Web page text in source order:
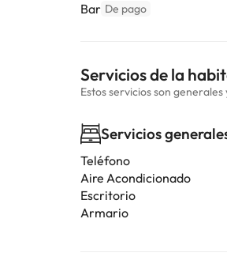
Bar De pago
Servicios de la
Estos servicios son
Servicios
Teléfono
Aire Acondicionado
Escritorio
Armario